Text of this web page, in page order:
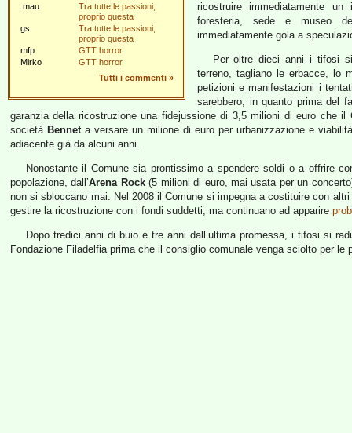
.mau.
Tra tutte le passioni,
proprio questa
gs
Tra tutte le passioni,
proprio questa
mfp
GTT horror
Mirko
GTT horror
Tutti i commenti »
ricostruire immediatamente
foresteria, sede e museo
immediatamente gola a
Per oltre dieci anni i tifosi
terreno, tagliano le erbacce, lo
petizioni e manifestazioni i
sarebbero, in quanto prima del
garanzia della ricostruzione una fidejussione di 3,5 milioni di euro che
società Benneta versare un milione di euro per urbanizzazione e
adiacente già da alcuni anni.
Nonostante il Comune sia prontissimo a spendere soldi o a offrire
popolazione, dall’Arena Rock(5 milioni di euro, mai usata per un
non si sbloccano mai. Nel 2008 il Comune si impegna a costituire con
gestire la ricostruzione con i fondi suddetti; ma continuano ad apparire
Dopo tredici anni di buio e tre anni dall’ultima promessa, i tifosi si
Fondazione Filadelfia prima che il consiglio comunale venga sciolto per